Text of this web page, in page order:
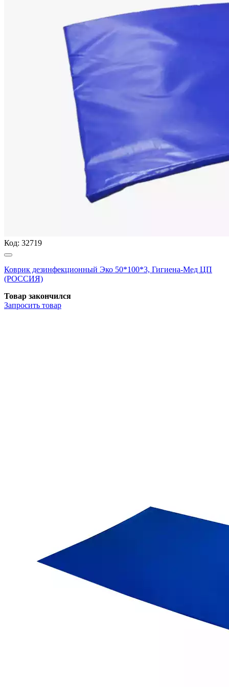
Код: 32719
Коврик дезинфекционный Эко 50*100*3, Гигиена-Мед ЦП
(РОССИЯ)
Товар закончился
Запросить товар